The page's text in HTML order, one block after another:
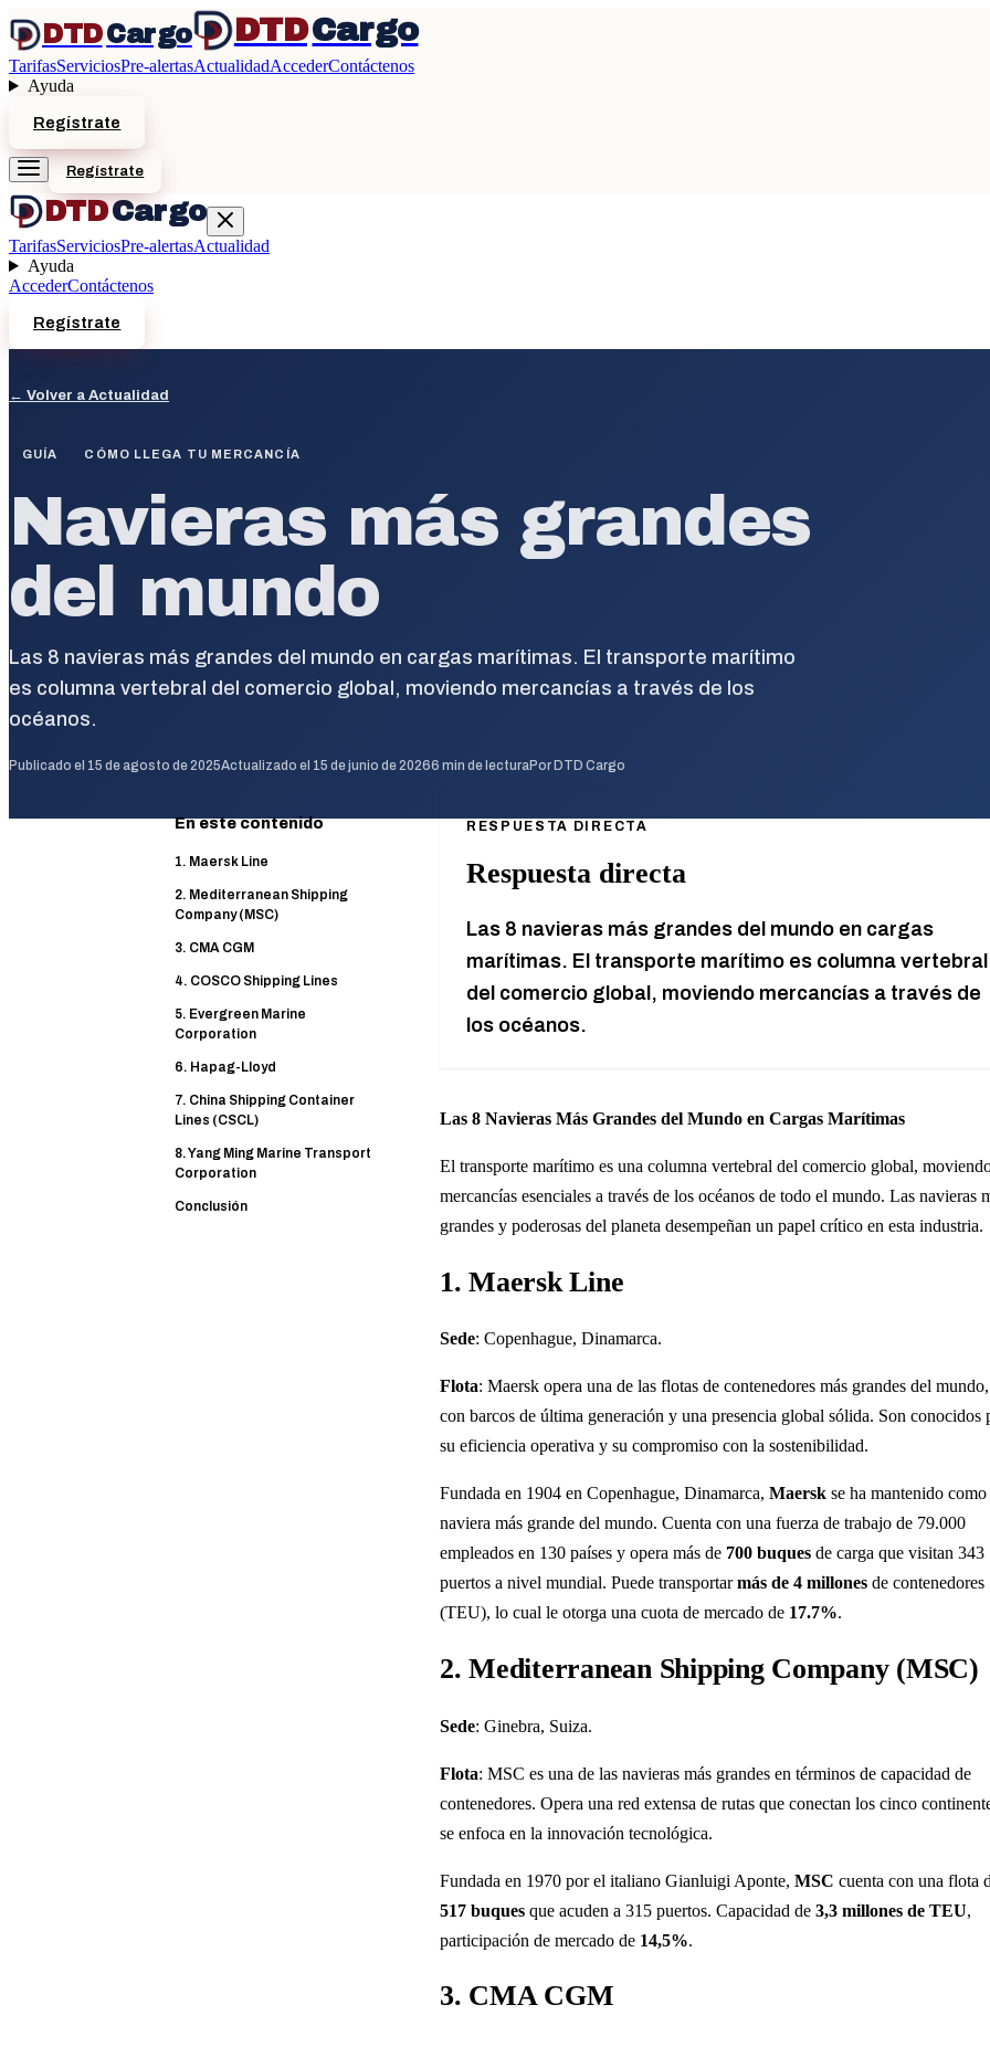
DTDCargo DTDCargo
TarifasServiciosPre-alertasActualidadAccederContáctenos
Ayuda
Regístrate
Regístrate
DTDCargo
TarifasServiciosPre-alertasActualidad
Ayuda
AccederContáctenos
Regístrate
← Volver a Actualidad
GUÍA CÓMO LLEGA TU MERCANCÍA
Navieras más grandes
del mundo
Las 8 navieras más grandes del mundo en cargas marítimas. El transporte marítimo
es columna vertebral del comercio global, moviendo mercancías a través de los
océanos.
Publicado el 15 de agosto de 2025Actualizado el 15 de junio de 20266 min de lecturaPor DTD Cargo
En este contenido
1. Maersk Line
2. Mediterranean Shipping
Company (MSC)
3. CMA CGM
4. COSCO Shipping Lines
5. Evergreen Marine
Corporation
6. Hapag-Lloyd
7. China Shipping Container
Lines (CSCL)
8. Yang Ming Marine Transport
Corporation
Conclusión
RESPUESTA DIRECTA
Respuesta directa
Las 8 navieras más grandes del mundo en cargas
marítimas. El transporte marítimo es columna vertebral
del comercio global, moviendo mercancías a través de
los océanos.
Las 8 Navieras Más Grandes del Mundo en Cargas Marítimas
El transporte marítimo es una columna vertebral del comercio global,
mercancías esenciales a través de los océanos de todo el mundo. Las navieras
grandes y poderosas del planeta desempeñan un papel crítico en esta industria.
1. Maersk Line
Sede: Copenhague, Dinamarca.
Flota: Maersk opera una de las flotas de contenedores más grandes del mundo,
con barcos de última generación y una presencia global sólida. Son conocidos
su eficiencia operativa y su compromiso con la sostenibilidad.
Fundada en 1904 en Copenhague, Dinamarca, Maersk se ha mantenido
naviera más grande del mundo. Cuenta con una fuerza de trabajo de 79.000
empleados en 130 países y opera más de 700 buques de carga que visitan 343
puertos a nivel mundial. Puede transportarmás de 4 millones de contenedores
(TEU), lo cual le otorga una cuota de mercado de 17.7%.
2. Mediterranean Shipping Company (MSC)
Sede: Ginebra, Suiza.
Flota: MSC es una de las navieras más grandes en términos de capacidad de
contenedores. Opera una red extensa de rutas que conectan los cinco
se enfoca en la innovación tecnológica.
Fundada en 1970 por el italiano Gianluigi Aponte, MSC cuenta con una flota
517 buques que acuden a 315 puertos. Capacidad de 3,3 millones de TEU,
participación de mercado de 14,5%.
3. CMA CGM